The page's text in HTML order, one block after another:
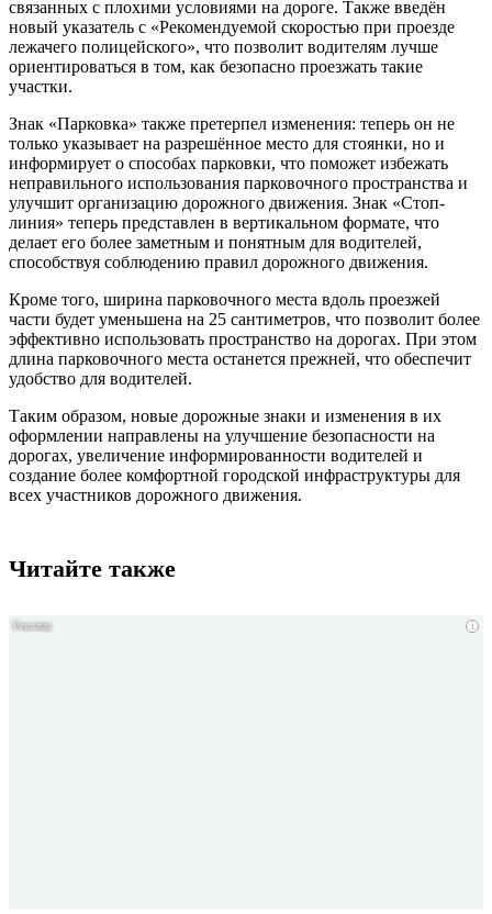
связанных с плохими условиями на дороге. Также введён
новый указатель с «Рекомендуемой скоростью при проезде
лежачего полицейского», что позволит водителям лучше
ориентироваться в том, как безопасно проезжать такие
участки.
Знак «Парковка» также претерпел изменения: теперь он не
только указывает на разрешённое место для стоянки, но и
информирует о способах парковки, что поможет избежать
неправильного использования парковочного пространства и
улучшит организацию дорожного движения. Знак «Стоп-
линия» теперь представлен в вертикальном формате, что
делает его более заметным и понятным для водителей,
способствуя соблюдению правил дорожного движения.
Кроме того, ширина парковочного места вдоль проезжей
части будет уменьшена на 25 сантиметров, что позволит более
эффективно использовать пространство на дорогах. При этом
длина парковочного места останется прежней, что обеспечит
удобство для водителей.
Таким образом, новые дорожные знаки и изменения в их
оформлении направлены на улучшение безопасности на
дорогах, увеличение информированности водителей и
создание более комфортной городской инфраструктуры для
всех участников дорожного движения.
Читайте также
i